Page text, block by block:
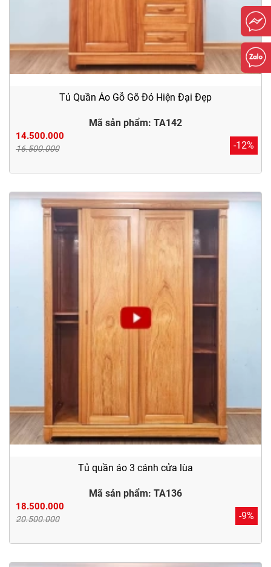
Tủ Quần Áo Gỗ Gõ Đỏ Hiện Đại Đẹp
Mã sản phẩm: TA142
14.500.000
16.500.000 -12%
Tủ quần áo 3 cánh cửa lùa
Mã sản phẩm: TA136
18.500.000
20.500.000 -9%